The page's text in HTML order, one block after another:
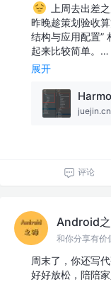
上周去出差
昨晚趁策划验收
结构与应用配置”
起来比较简单。…
展开
juejin.cn
评论
Android
周末了，你还写代
好好放松，陪陪